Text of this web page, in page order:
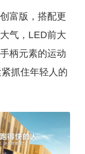
富版，搭配更
气，LED前大
柄元素的运动
抓住年轻人的